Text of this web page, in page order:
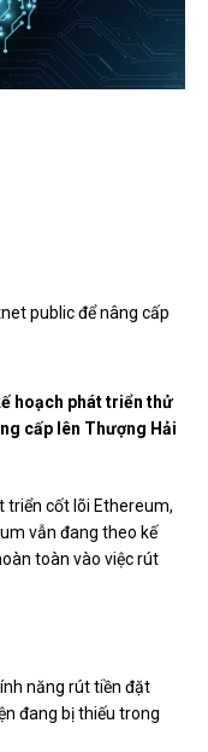
hoạch phát triển thử
cấp lên Thượng Hải
triển cốt lõi Ethereum,
vẫn đang theo kế
toàn vào việc rút
năng rút tiền đặt
đang bị thiếu trong